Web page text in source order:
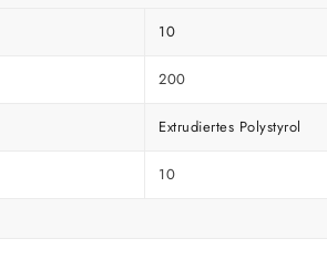
10
200
Extrudiertes Polystyrol
10